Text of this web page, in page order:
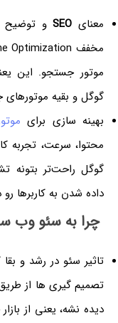
معنای SEOو توضیح
موتور جستجو. این
گوگل و بقیه
بهینه سازی برای
محتوا، سرعت، تجربه
گوگل راحت‌تر بتونه
داده شدن به کاربرها رو
چرا به سئو وب
تاثیر سئو در رشد و
تصمیم گیری ها از
دیده نشه، یعنی از